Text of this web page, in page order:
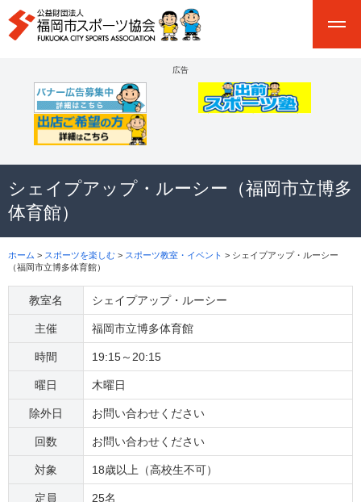
広告
シェイプアップ・ルーシー（福岡市立博多
体育館）
ホーム > スポーツを楽しむ > スポーツ教室・イベント > シェイプアップ・ルーシー
（福岡市立博多体育館）
教室名 シェイプアップ・ルーシー
主催 福岡市立博多体育館
時間 19:15～20:15
曜日 木曜日
除外日 お問い合わせください
回数 お問い合わせください
対象 18歳以上（高校生不可）
定員 25名